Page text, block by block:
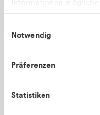
zusammen, die Sie
gesammelt haben.
Notwendig
Präferenzen
Statistiken